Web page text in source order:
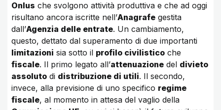
Onlus che svolgono attività produttiva e che ad oggi
risultano ancora iscritte nell’Anagrafe gestita
dall’Agenzia delle entrate. Un cambiamento,
questo, dettato dal superamento di due importanti
limitazioni sia sotto il profilo civilistico che
fiscale. Il primo legato all’attenuazione del divieto
assoluto di distribuzione di utili. Il secondo,
invece, alla previsione di uno specifico regime
fiscale, al momento in attesa del vaglio della